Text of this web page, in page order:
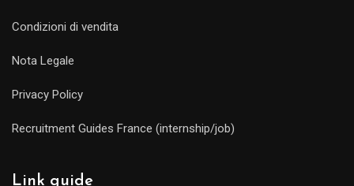
Condizioni di vendita
Nota Legale
Privacy Policy
Recruitment Guides France (internship/job)
Link guide